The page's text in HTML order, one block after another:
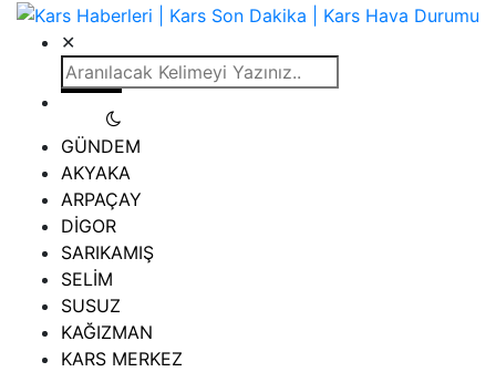
✕
GÜNDEM
AKYAKA
ARPAÇAY
DİGOR
SARIKAMIŞ
SELİM
SUSUZ
KAĞIZMAN
KARS MERKEZ